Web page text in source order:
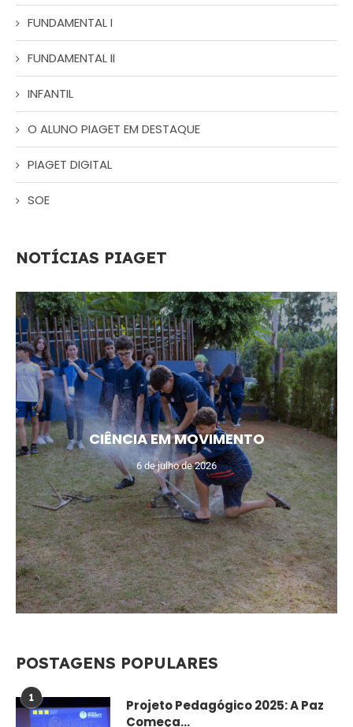
FUNDAMENTAL I
FUNDAMENTAL II
INFANTIL
O ALUNO PIAGET EM DESTAQUE
PIAGET DIGITAL
SOE
NOTÍCIAS PIAGET
CIÊNCIA EM MOVIMENTO
6 de julho de 2026
POSTAGENS POPULARES
1
Projeto Pedagógico 2025: A Paz
Começa...